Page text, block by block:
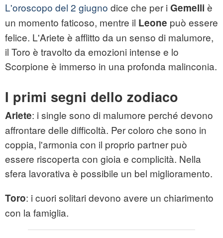
L'oroscopo del 2 giugno dice che per i Gemelli è
un momento faticoso, mentre il Leone può essere
felice. L'Ariete è afflitto da un senso di malumore,
il Toro è travolto da emozioni intense e lo
Scorpione è immerso in una profonda malinconia.
I primi segni dello zodiaco
Ariete: i single sono di malumore perché devono
affrontare delle difficoltà. Per coloro che sono in
coppia, l'armonia con il proprio partner può
essere riscoperta con gioia e complicità. Nella
sfera lavorativa è possibile un bel miglioramento.
Toro: i cuori solitari devono avere un chiarimento
con la famiglia.